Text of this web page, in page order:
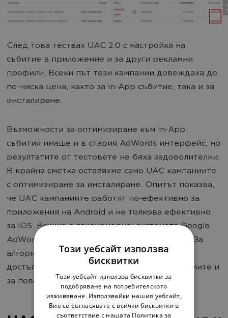
След това тествах UAC 2.0 с настройка на
събитие в приложение и за други рекламни
профили. Всеки път тези кампании довеждаха до
по-ниска цена, както за in-App събитие, така и за
инсталиране.
Възможности за оптимизиране към in-App
събития имаше и в стария AdWords интерфейс, но
резултатите от тестовете не бяха задоволителни.
В крайна сметка оставяхме само UAC кампаниите
с оптимизиране за инсталиране. Опитът показва,
че UAC кампаниите работят по-ефективно за
приложения на Android и не толкова ефективно
за iOS. Всичко е закономерно: системата Google
AdWords е по-тясно свързана с Google Play. За
алгоритъма за обучение на кампаниите са
достъпни повече точни данни за реализацииите и
за поведението на Android-потребителите.
Този уебсайт използва
бисквитки
Този уебсайт използва бисквитки за
подобряване на потребителското
изживяване. Използвайки нашия уебсайт,
Вие се съгласявате с всички бисквитки в
съответствие с нашата Политика за